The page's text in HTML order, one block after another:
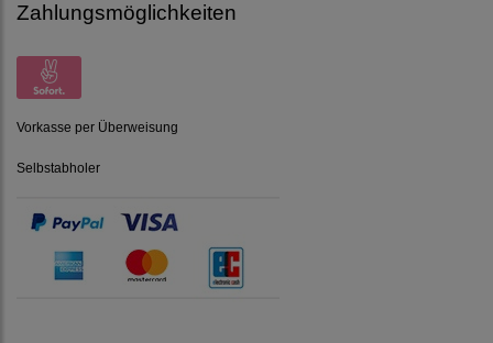
Zahlungsmöglichkeiten
Vorkasse per Überweisung
Selbstabholer